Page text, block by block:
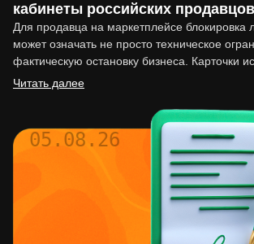
кабинеты российских продавцов
Для продавца на маркетплейсе блокировка
может означать не просто техническое
фактическую остановку бизнеса. Карточки
выдачи, реклама перестаёт работать,…
Читать далее
05.08.26